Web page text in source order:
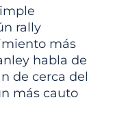
rally
más
habla de
de cerca del
más cauto